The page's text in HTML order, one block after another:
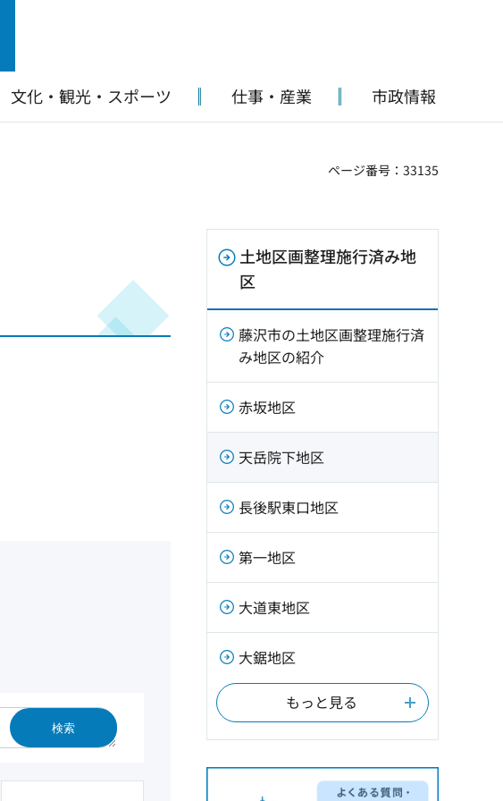
文化・観光・スポーツ 仕事・産業 市政情報
ページ番号：33135
検索
土地区画整理施行済み地
区
藤沢市の土地区画整理施行済
み地区の紹介
赤坂地区
天岳院下地区
長後駅東口地区
第一地区
大道東地区
大鋸地区
もっと見る